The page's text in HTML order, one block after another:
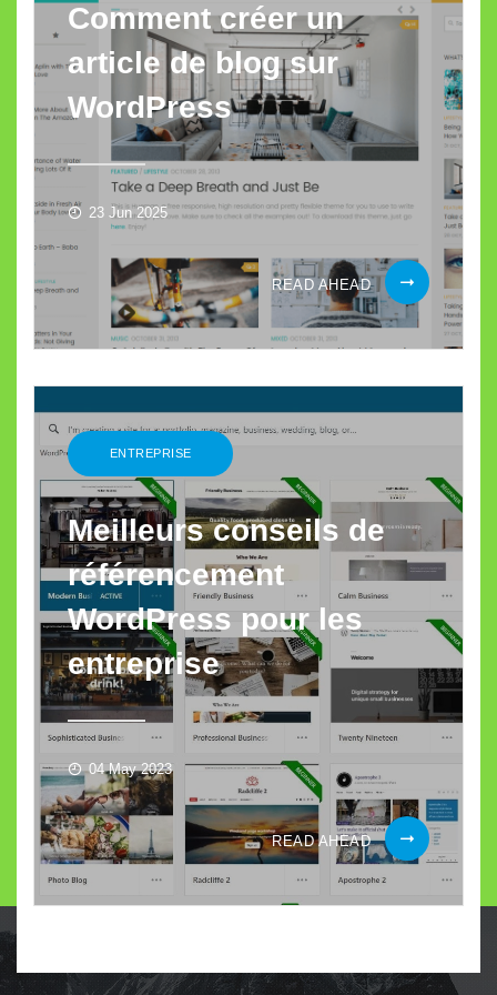
Comment créer un
article de blog sur
WordPress
23 Jun 2025
READ AHEAD
COMMENT
CRÉER
UN
DE
BLOG
ENTREPRISE
Meilleurs conseils de
référencement
WordPress pour les
entreprise
04 May 2023
READ AHEAD
MEILLEURS
CONSEILS
DE